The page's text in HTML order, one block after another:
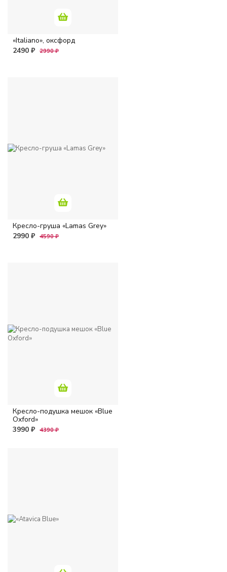
«Italiano», оксфорд
2490 ₽ 2990 ₽
Кресло-груша «Lamas Grey»
2990 ₽ 4590 ₽
Кресло-подушка мешок «Blue
Oxford»
3990 ₽ 4390 ₽